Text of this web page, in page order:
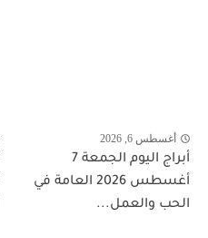
أغسطس 6, 2026
أبراج اليوم الجمعة 7
أغسطس 2026 العامة في
الحب والعمل...